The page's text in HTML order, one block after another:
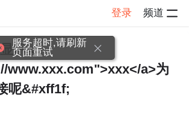
登录 频道
帖子详情
示<a
www.xxx.com">xxx</a>为
呢&#xff1f;
服务超时,请刷新
页面重试